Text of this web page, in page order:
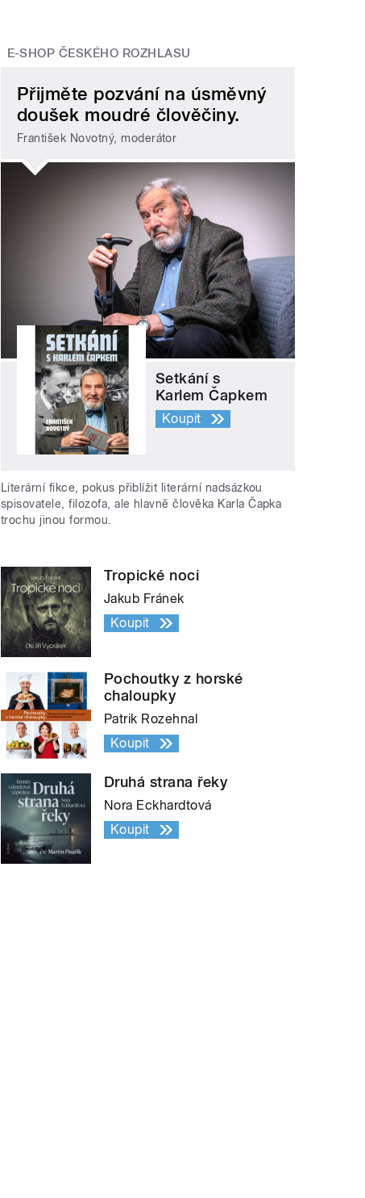
E-SHOP ČESKÉHO ROZHLASU
Přijměte pozvání na úsměvný
doušek moudré člověčiny.
František Novotný, moderátor
Setkání s
Karlem Čapkem
Koupit
Literární fikce, pokus přiblížit literární nadsázkou
spisovatele, filozofa, ale hlavně člověka Karla Čapka
trochu jinou formou.
Tropické noci
Jakub Fránek
Koupit
Pochoutky z horské
chaloupky
Patrik Rozehnal
Koupit
Druhá strana řeky
Nora Eckhardtová
Koupit